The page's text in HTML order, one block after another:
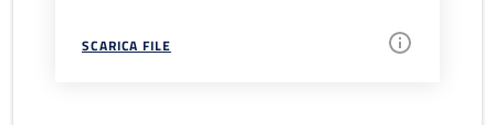
SCARICA FILE